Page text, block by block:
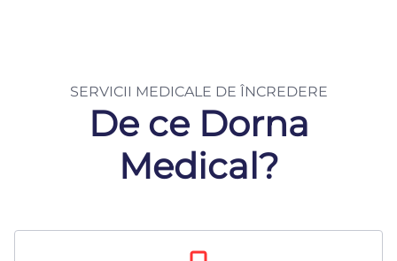
SERVICII MEDICALE DE ÎNCREDERE
De ce Dorna
Medical?